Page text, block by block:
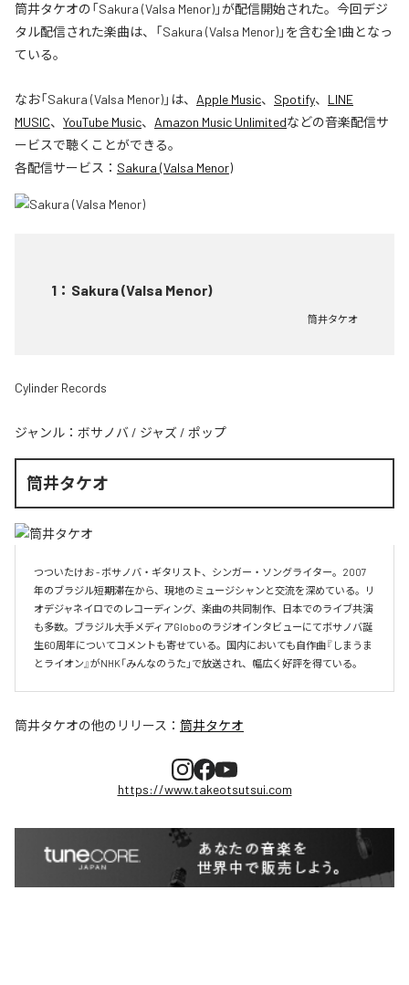
筒井タケオの「Sakura (Valsa Menor)」が配信開始された。今回デジ
タル配信された楽曲は、「Sakura (Valsa Menor)」を含む全1曲となっ
ている。
なお「Sakura (Valsa Menor)」は、 Apple Music、 Spotify、 LINE
MUSIC、 YouTube Music、 Amazon Music Unlimitedなどの音楽配信サ
ービスで聴くことができる。
各配信サービス： Sakura (Valsa Menor)
1 ： Sakura (Valsa Menor)
筒井タケオ
Cylinder Records
ジャンル： ボサノバ / ジャズ / ポップ
筒井タケオ
つついたけお - ボサノバ・ギタリスト、シンガー・ソングライター。2007
年のブラジル短期滞在から、現地のミュージシャンと交流を深めている。リ
オデジャネイロでのレコーディング、楽曲の共同制作、日本でのライブ共演
も多数。ブラジル大手メディアGloboのラジオインタビューにてボサノバ誕
生60周年についてコメントも寄せている。国内においても自作曲『しまうま
とライオン』がNHK「みんなのうた」で放送され、幅広く好評を得ている。
筒井タケオの他のリリース： 筒井タケオ
https://www.takeotsutsui.com